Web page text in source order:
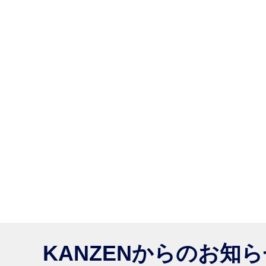
KANZENからのお知